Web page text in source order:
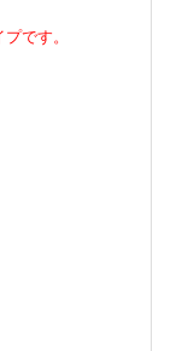
です。